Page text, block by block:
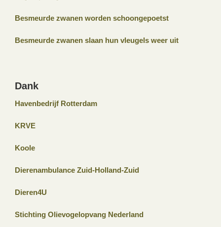
Besmeurde zwanen worden schoongepoetst
Besmeurde zwanen slaan hun vleugels weer uit
Dank
Havenbedrijf Rotterdam
KRVE
Koole
Dierenambulance Zuid-Holland-Zuid
Dieren4U
Stichting Olievogelopvang Nederland